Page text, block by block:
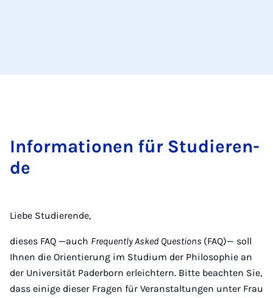
In­for­ma­ti­o­nen für Stu­die­ren­
de
Liebe Studierende,
dieses FAQ —auch Frequently Asked Questions (FAQ)— soll
Ihnen die Orientierung im Studium der Philosophie an
der Universität Paderborn erleichtern. Bitte beachten Sie,
dass einige dieser Fragen für Veranstaltungen unter Frau